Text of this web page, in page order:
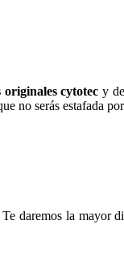
originales cytotec y
no serás estafada
daremos la mayor